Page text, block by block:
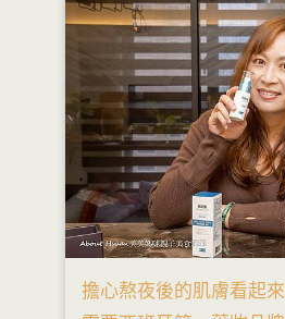
擔心熬夜後的肌膚看起